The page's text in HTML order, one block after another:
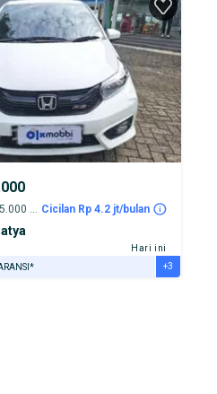
RUMAH
JASA PERAWATAN*
2022 - 30.000-35.000 km Cicilan Rp 4.2 jt/bulan
Hari ini
+3